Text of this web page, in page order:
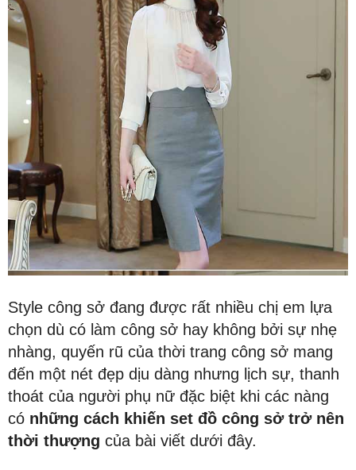
Style công sở đang được rất nhiều chị em lựa
chọn dù có làm công sở hay không bởi sự nhẹ
nhàng, quyến rũ của thời trang công sở mang
đến một nét đẹp dịu dàng nhưng lịch sự, thanh
thoát của người phụ nữ đặc biệt khi các nàng
có những cách khiến set đồ công sở trở nên
thời thượng của bài viết dưới đây.